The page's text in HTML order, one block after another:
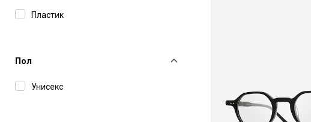
Ray-Ban
Пластик
Пол
Унисекс